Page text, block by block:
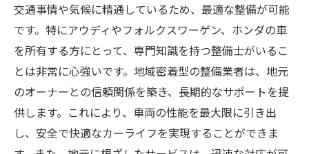
交通事情や気候に精通しているため、最適な整備が可能
です。特にアウディやフォルクスワーゲン、ホンダの車
を所有する方にとって、専門知識を持つ整備士がいるこ
とは非常に心強いです。地域密着型の整備業者は、地元
のオーナーとの信頼関係を築き、長期的なサポートを提
供します。これにより、車両の性能を最大限に引き出
し、安全で快適なカーライフを実現することができま